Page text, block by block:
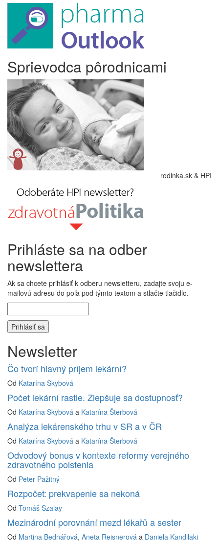
Sprievodca pôrodnicami
rodinka.sk & HPI
Prihláste sa na odber
newslettera
Ak sa chcete prihlásiť k odberu newsletteru, zadajte svoju e-
mailovú adresu do poľa pod týmto textom a stlačte tlačidlo.
Newsletter
Čo tvorí hlavný príjem lekární?
Od Katarína Skybová
Počet lekární rastie. Zlepšuje sa dostupnosť?
Od Katarína Skybová a Katarína Šterbová
Analýza lekárenského trhu v SR a v ČR
Od Katarína Skybová a Katarína Šterbová
Odvodový bonus v kontexte reformy verejného
zdravotného poistenia
Od Peter Pažitný
Rozpočet: prekvapenie sa nekoná
Od Tomáš Szalay
Mezinárodní porovnání mezd lékařů a sester
Od Martina Bednářová, Aneta Reisnerová a Daniela Kandilaki